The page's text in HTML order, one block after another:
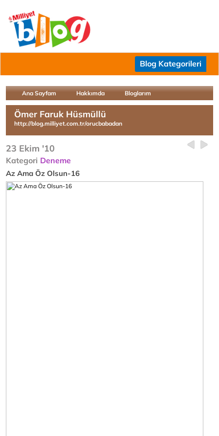
Blog Kategorileri
Ana Sayfam Hakkımda Bloglarım
Ömer Faruk Hüsmüllü
http://blog.milliyet.com.tr/orucbabadan
23 Ekim '10
Kategori Deneme
Az Ama Öz Olsun-16